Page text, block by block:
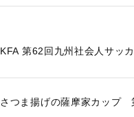
KFA 第62回九州社会人サッ
さつま揚げの薩摩家カップ